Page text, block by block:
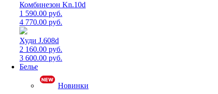
Комбинезон Kn.10d
1 590.00 руб.
4 770.00 руб.
Худи J.608d
2 160.00 руб.
3 600.00 руб.
Белье
Новинки